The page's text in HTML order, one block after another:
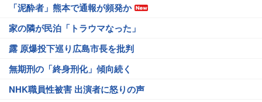
「泥酔者」熊本で通報が頻発か
家の隣が民泊「トラウマなった」
露 原爆投下巡り広島市長を批判
無期刑の「終身刑化」傾向続く
NHK職員性被害 出演者に怒りの声